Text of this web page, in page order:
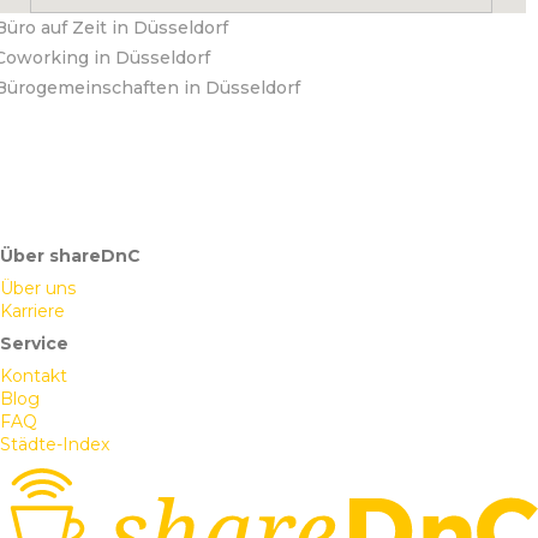
auf Zeit in Düsseldorf
in Düsseldorf
in Düsseldorf
Über shareDnC
Über uns
Karriere
Service
Kontakt
Blog
FAQ
Städte-Index